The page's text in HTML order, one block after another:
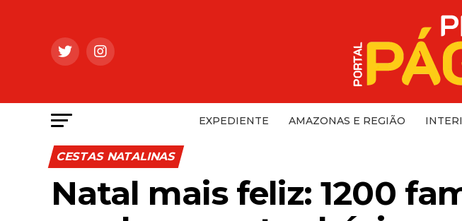
EXPEDIENTE AMAZONAS E REGIÃO
CESTAS NATALINAS
Natal mais feliz: 1200